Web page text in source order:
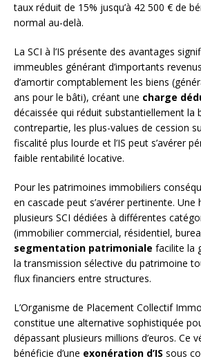
taux réduit de 15% jusqu’à 42 500 € de
normal au-delà.
La SCI à l’IS présente des avantages
immeubles générant d’importants
d’amortir comptablement les biens
ans pour le bâti), créant une charge
décaissée qui réduit substantiellement la
contrepartie, les plus-values de cession
fiscalité plus lourde et l’IS peut s’avérer
faible rentabilité locative.
Pour les patrimoines immobiliers
en cascade peut s’avérer pertinente.
plusieurs SCI dédiées à différentes
(immobilier commercial, résidentiel,
segmentation patrimoniale facilite la
la transmission sélective du patrimoine
flux financiers entre structures.
L’Organisme de Placement Collectif
constitue une alternative sophistiquée
dépassant plusieurs millions d’euros. Ce
bénéficie d’une exonération d’IS sous